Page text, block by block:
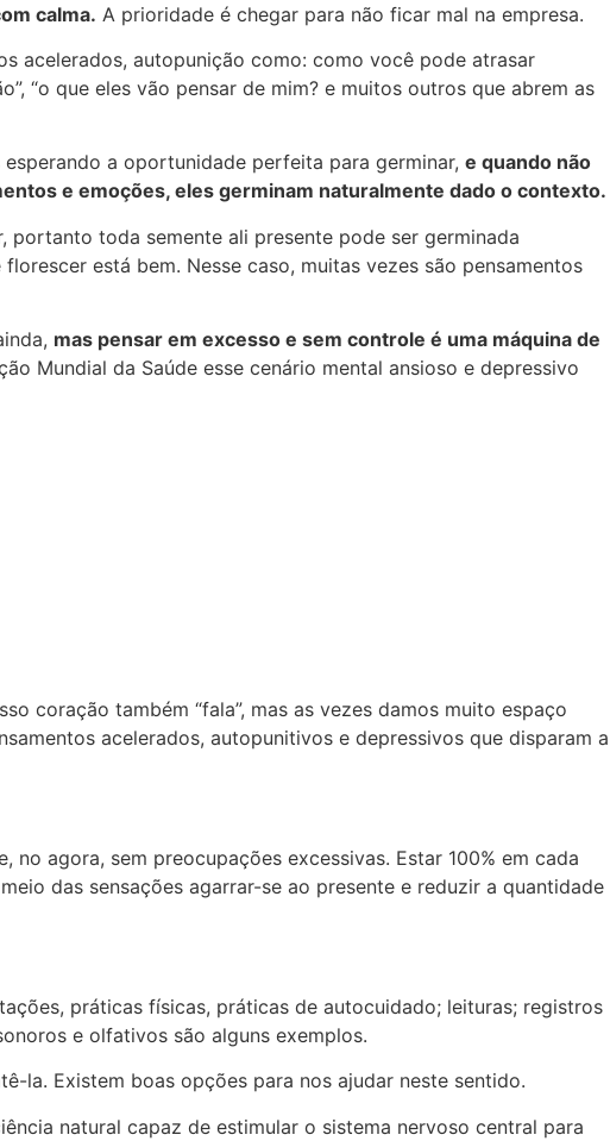
calma. A prioridade é chegar para não ficar mal na empresa.
acelerados, autopunição como: como você pode atrasar
“o que eles vão pensar de mim? e muitos outros que abrem as
a oportunidade perfeita para germinar, e quando não
e emoções, eles germinam naturalmente dado o contexto.
portanto toda semente ali presente pode ser germinada
está bem. Nesse caso, muitas vezes são pensamentos
mas pensar em excesso e sem controle é uma máquina de
Mundial da Saúde esse cenário mental ansioso e depressivo
coração também “fala”, mas as vezes damos muito espaço
acelerados, autopunitivos e depressivos que disparam a
agora, sem preocupações excessivas. Estar 100% em cada
das sensações agarrar-se ao presente e reduzir a quantidade
práticas físicas, práticas de autocuidado; leituras; registros
e olfativos são alguns exemplos.
la. Existem boas opções para nos ajudar neste sentido.
natural capaz de estimular o sistema nervoso central para